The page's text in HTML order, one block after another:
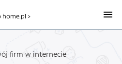
home.pl >
firm w internecie